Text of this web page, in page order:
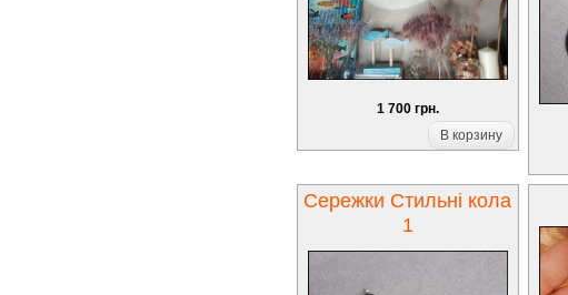
1 700 грн.
В корзину
Сережки Стильні кола
1